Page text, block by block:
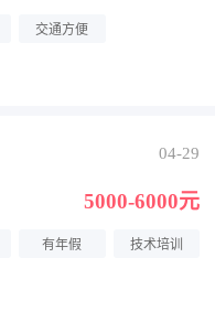
交通方便
04-29
5000-6000元
有年假 技术培训